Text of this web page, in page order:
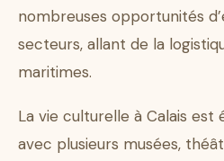
nombreuses opportunités
secteurs, allant de la
maritimes.
La vie culturelle à Calais
avec plusieurs musées,